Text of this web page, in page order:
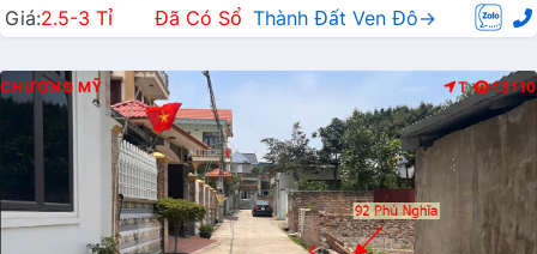
Giá:2.5-3 Tỉ Đã Có Sổ Thành Đất Ven Đô→
CHƯƠNG MỸ T 13110